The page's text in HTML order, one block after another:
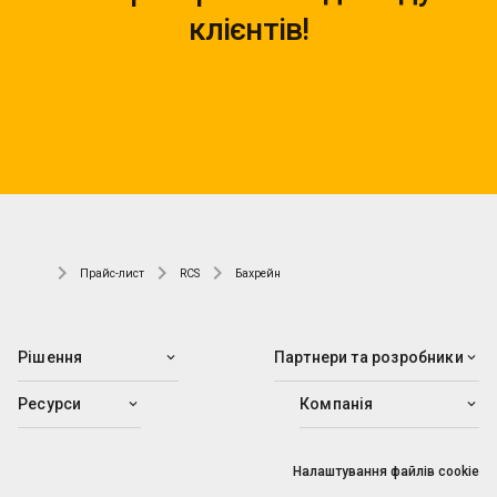
клієнтів!
Прайс-лист RCS Бахрейн
Рішення Партнери та розробники
Ресурси Компанія
Налаштування файлів cookie